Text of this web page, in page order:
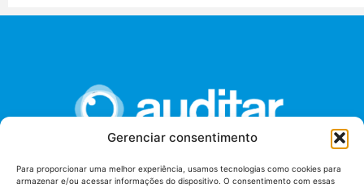
Gerenciar consentimento
Para proporcionar uma melhor experiência, usamos tecnologias como cookies para
armazenar e/ou acessar informações do dispositivo. O consentimento com essas